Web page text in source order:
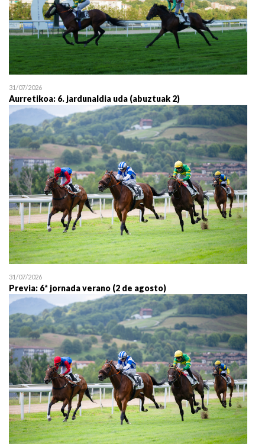
31/07/2026
Aurretikoa: 6. jardunaldia uda (abuztuak 2)
31/07/2026
Previa: 6ª jornada verano (2 de agosto)